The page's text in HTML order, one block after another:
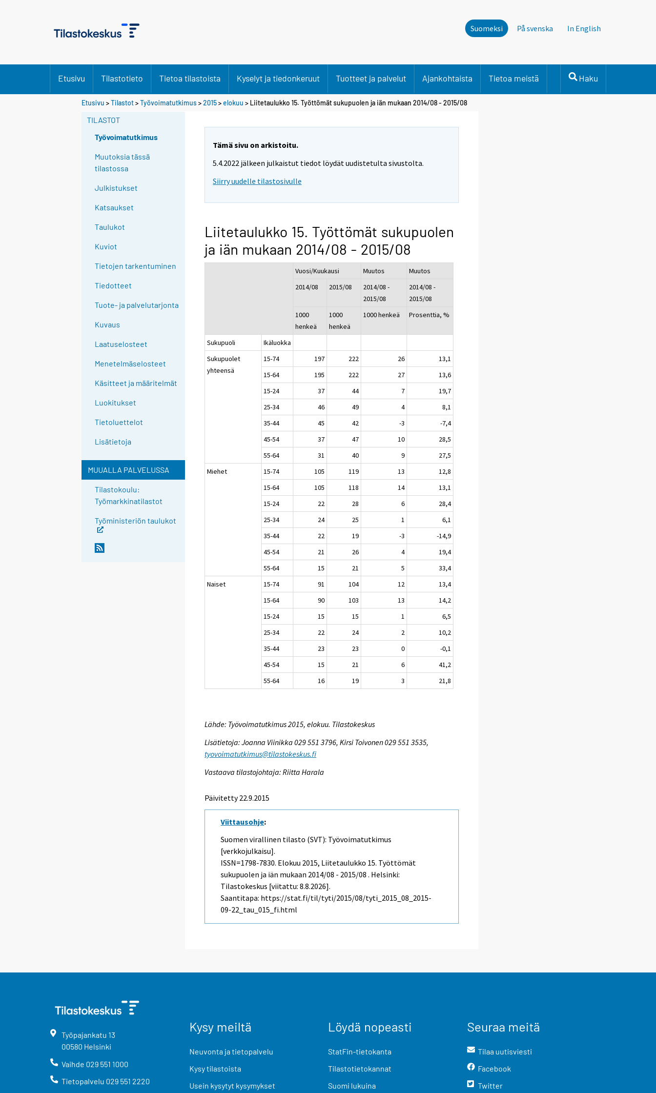
Suomeksi På svenska In English
Etusivu Tilastotieto Tietoa tilastoista Kyselyt ja tiedonkeruut Tuotteet ja palvelut Ajankohtaista Tietoa meistä Haku
Etusivu >Tilastot>Työvoimatutkimus>2015>elokuu > Liitetaulukko 15. Työttömät sukupuolen ja iän mukaan 2014/08 - 2015/08
TILASTOT
Työvoimatutkimus
Muutoksia tässä
tilastossa
Julkistukset
Katsaukset
Taulukot
Kuviot
Tietojen tarkentuminen
Tiedotteet
Tuote- ja palvelutarjonta
Kuvaus
Laatuselosteet
Menetelmäselosteet
Käsitteet ja määritelmät
Luokitukset
Tietoluettelot
Lisätietoja
MUUALLA PALVELUSSA
Tilastokoulu:
Työmarkkinatilastot
Työministeriön taulukot
Tämä sivu on arkistoitu.
5.4.2022 jälkeen julkaistut tiedot löydät uudistetulta sivustolta.
Siirry uudelle tilastosivulle
Liitetaulukko 15. Työttömät sukupuolen
ja iän mukaan 2014/08 - 2015/08
Vuosi/Kuukausi Muutos
Muutos
2014/08
2015/08
2014/08 -
2015/08
2014/08 -
2015/08
1000
henkeä
1000
henkeä
1000 henkeä Prosenttia, %
Sukupuoli
Ikäluokka
Sukupuolet
yhteensä
15-74 197 222 26
13,1
15-64
195 222 27
13,6
15-24
37 44 7
19,7
25-34
46 49 4
8,1
35-44
45 42 -3
-7,4
45-54
37 47 10
28,5
55-64
31 40 9
27,5
Miehet
15-74 105 119 13
12,8
15-64
105 118 14
13,1
15-24
22 28 6
28,4
25-34
24 25 1
6,1
35-44
22 19 -3
-14,9
45-54
21 26 4
19,4
55-64
15 21 5
33,4
Naiset
15-74 91 104 12
13,4
15-64
90 103 13
14,2
15-24
15 15 1
6,5
25-34
22 24 2
10,2
35-44
23 23 0
-0,1
45-54
15 21 6
41,2
55-64
16 19 3 21,8
Lähde: Työvoimatutkimus 2015, elokuu. Tilastokeskus
Lisätietoja: Joanna Viinikka 029 551 3796, Kirsi Toivonen 029 551 3535,
tyovoimatutkimus@tilastokeskus.fi
Vastaava tilastojohtaja: Riitta Harala
Päivitetty 22.9.2015
Viittausohje:
Suomen virallinen tilasto (SVT): Työvoimatutkimus
[verkkojulkaisu].
ISSN=1798-7830. Elokuu 2015, Liitetaulukko 15. Työttömät
sukupuolen ja iän mukaan 2014/08 - 2015/08 . Helsinki:
Tilastokeskus [viitattu: 8.8.2026].
Saantitapa: https://stat.fi/til/tyti/2015/08/tyti_2015_08_2015-
09-22_tau_015_fi.html
Työpajankatu 13
00580 Helsinki
Vaihde 029 551 1000
Tietopalvelu 029 551 2220
Kysy meiltä
Neuvonta ja tietopalvelu
Kysy tilastoista
Usein kysytyt kysymykset
Löydä nopeasti
StatFin-tietokanta
Tilastotietokannat
Suomi lukuina
Seuraa meitä
Tilaa uutisviesti
Facebook
Twitter